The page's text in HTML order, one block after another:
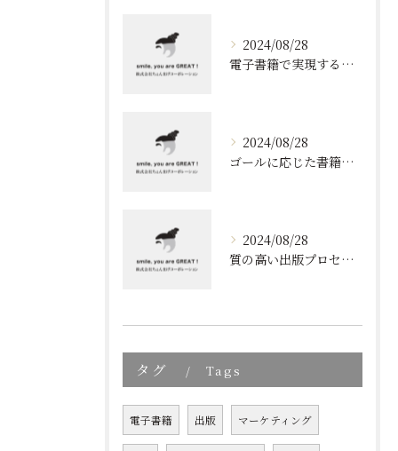
2024/08/28
電子書籍で実現する質の高いブランディング
2024/08/28
ゴールに応じた書籍のプロデュース
2024/08/28
質の高い出版プロセスの秘密
タグ Tags
電子書籍 出版 マーケティング